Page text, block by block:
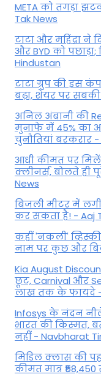
META को तगड़ा
Tak News
टाटा और महिंद्रा ने
और BYD को पछाड़ा;
Hindustan
टाटा ग्रुप की इस
बढ़ा, शेयर पर
अनिल अंबानी की
मुनाफे में 45% का
चुनौतियां बरकरार
आधी कीमत पर
क्लीनर्स, बोलते ही
News
बिजली मीटर में
कर सकता है! - Aaj
कहीं 'नकली'
नाम पर कुछ और
Kia August
छूट, Carnival और
लाख तक के फायदे -
Infosys के नंदन
भारत की किस्मत,
नहीं - Navbharat
मिडिल क्लास की
कीमत मात्र